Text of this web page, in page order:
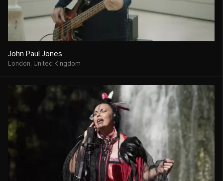
John Paul Jones
London, United Kingdom